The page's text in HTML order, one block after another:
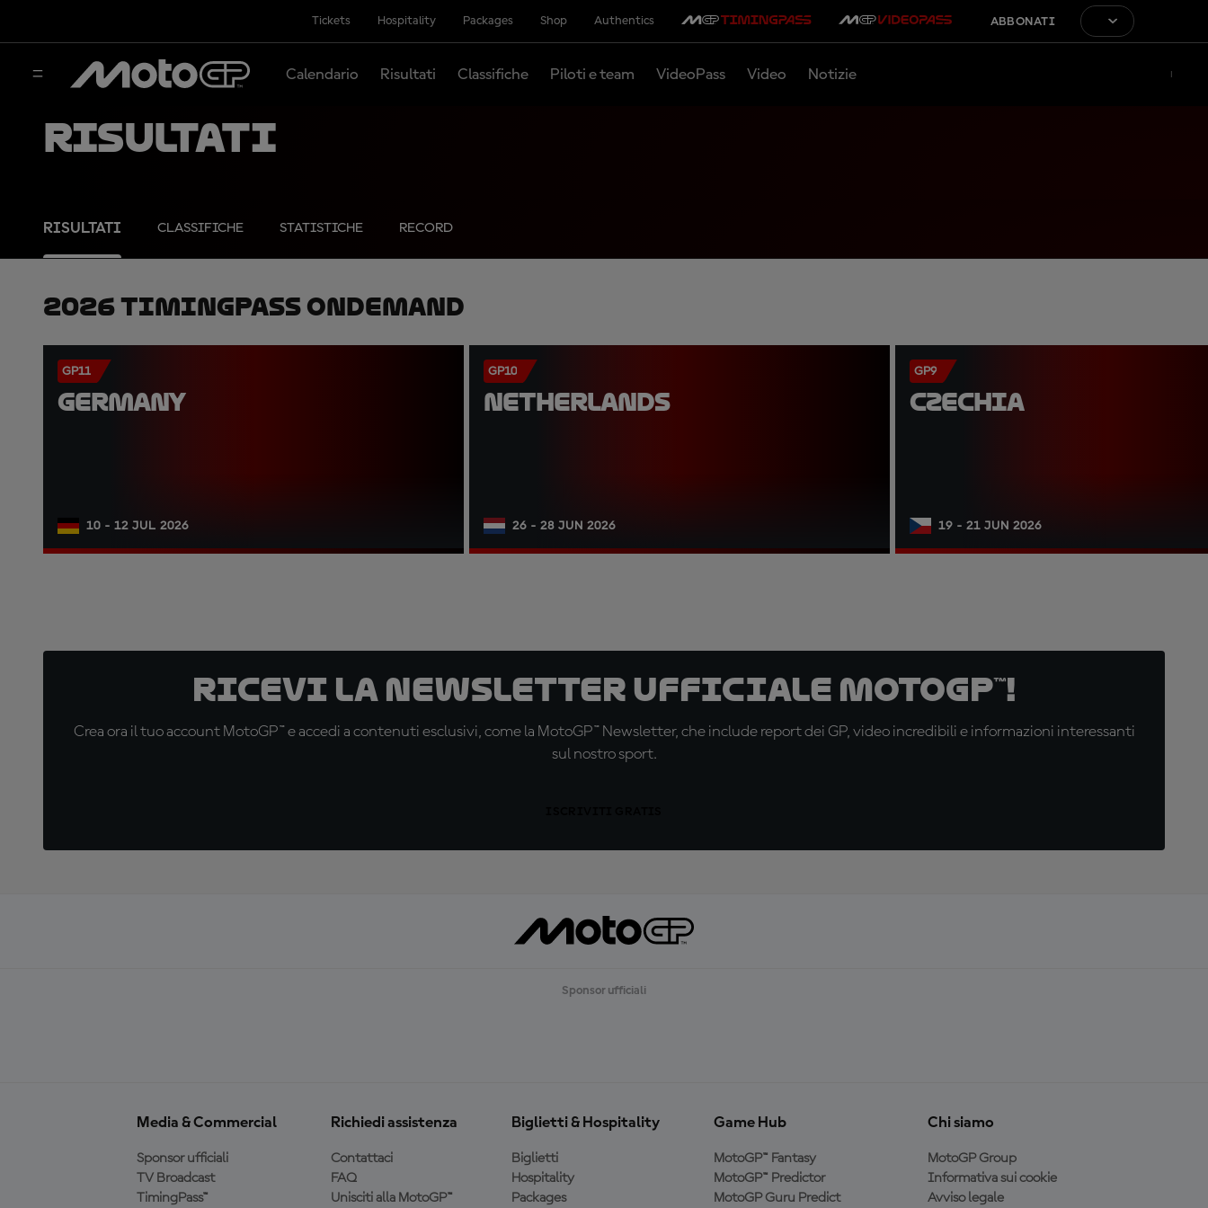
Tickets Hospitality Packages Shop Authentics ABBONATI
Calendario Risultati Classifiche Piloti e team VideoPass Video Notizie
Risultati
RISULTATI CLASSIFICHE STATISTICHE RECORD
2026 TimingPass OnDemand
GP11
GERMANY
10 - 12 JUL 2026
GP10
NETHERLANDS
26 - 28 JUN 2026
GP9
CZECHIA
19 - 21 JUN 2026
Ricevi la newsletter ufficiale MotoGP™!
Crea ora il tuo account MotoGP™ e accedi a contenuti esclusivi, come la MotoGP™ Newsletter, che include report dei GP, video incredibili e informazioni interessanti
sul nostro sport.
Sponsor ufficiali
Media & Commercial
Sponsor ufficiali
TV Broadcast
TimingPass™
Richiedi assistenza
Contattaci
FAQ
Unisciti alla MotoGP™
Biglietti & Hospitality
Biglietti
Hospitality
Packages
Game Hub
MotoGP™ Fantasy
MotoGP™ Predictor
MotoGP Guru Predict
Chi siamo
MotoGP Group
Informativa sui cookie
Avviso legale